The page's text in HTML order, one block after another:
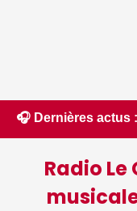
🎧 Dernières actus :
Radio